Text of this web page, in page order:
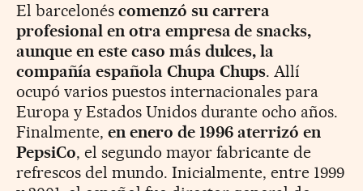
El barcelonés comenzó su carrera
profesional en otra empresa de snacks,
aunque en este caso más dulces, la
compañía española Chupa Chups. Allí
ocupó varios puestos internacionales para
Europa y Estados Unidos durante ocho años.
Finalmente, en enero de 1996 aterrizó en
PepsiCo, el segundo mayor fabricante de
refrescos del mundo. Inicialmente, entre 1999